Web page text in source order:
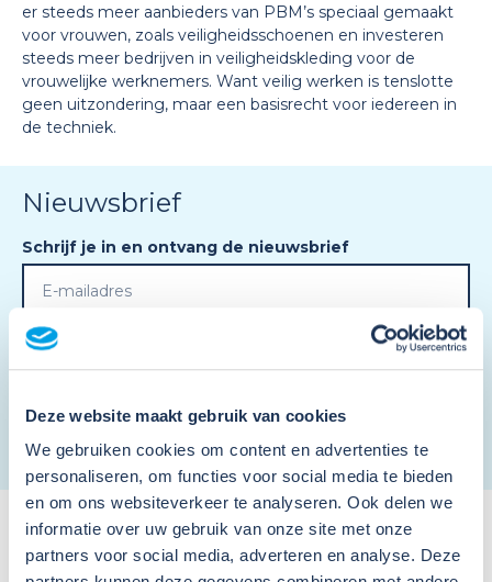
Deze website maakt gebruik van cookies
We gebruiken cookies om content en advertenties te
personaliseren, om functies voor social media te bieden
en om ons websiteverkeer te analyseren. Ook delen we
informatie over uw gebruik van onze site met onze
partners voor social media, adverteren en analyse. Deze
er steeds meer aanbieders van PBM’s speciaal gemaakt
voor vrouwen, zoals veiligheidsschoenen en investeren
steeds meer bedrijven in veiligheidskleding voor de
vrouwelijke werknemers. Want veilig werken is tenslotte
geen uitzondering, maar een basisrecht voor iedereen in
de techniek.
Nieuwsbrief
Schrijf je in en ontvang de nieuwsbrief
Ik ga akkoord met de privacy voorwaardenen